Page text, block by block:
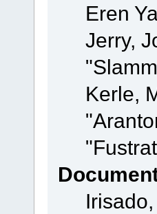
Eren
Jerry,
Kerle,